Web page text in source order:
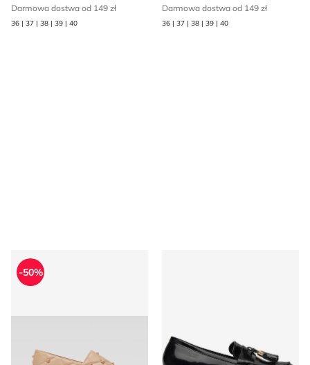
Darmowa dostwa od 149 zł
36 | 37 | 38 | 39 | 40
Darmowa dostwa od 149 zł
36 | 37 | 38 | 39 | 40
DeeZee - Espadryle damskie na lato
-50%